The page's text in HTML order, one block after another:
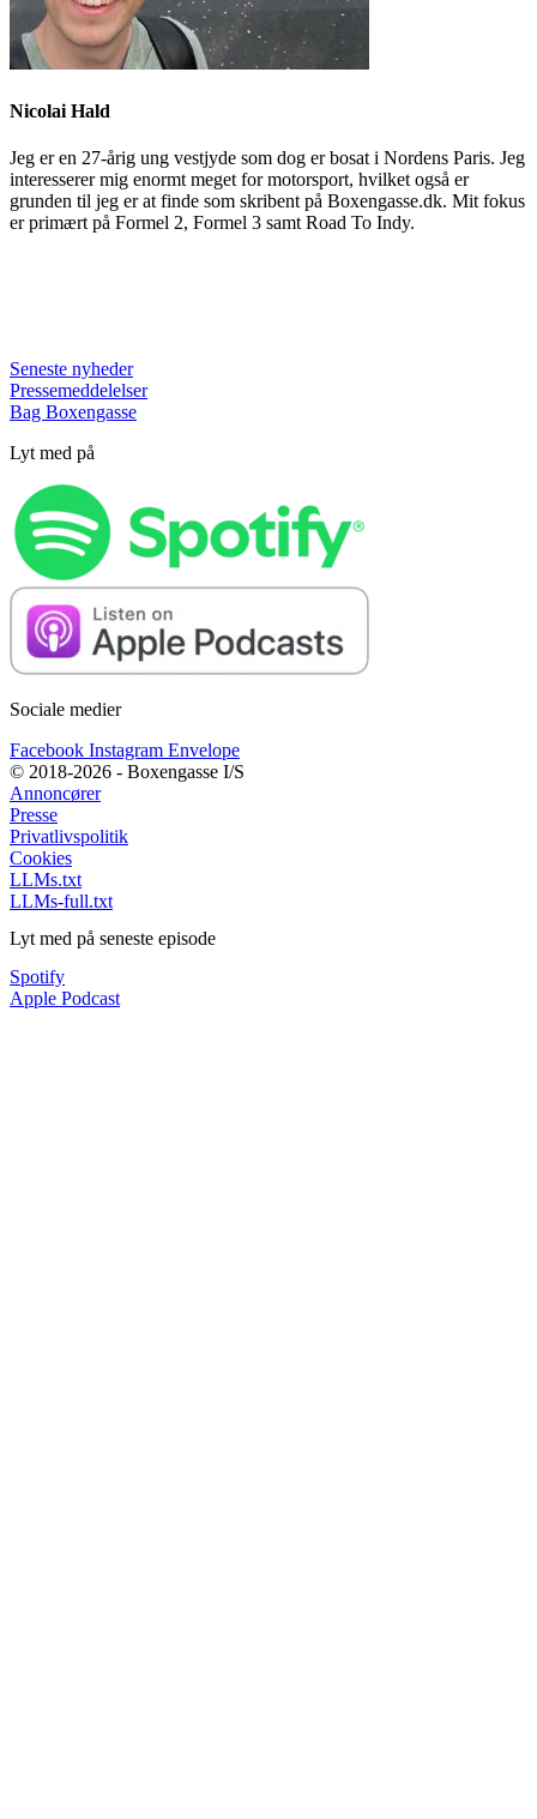
Nicolai Hald
Jeg er en 27-årig ung vestjyde som dog er bosat i Nordens Paris. Jeg
interesserer mig enormt meget for motorsport, hvilket også er
grunden til jeg er at finde som skribent på Boxengasse.dk. Mit fokus
er primært på Formel 2, Formel 3 samt Road To Indy.
Seneste nyheder
Pressemeddelelser
Bag Boxengasse
Lyt med på
Sociale medier
Facebook Instagram Envelope
© 2018-2026 - Boxengasse I/S
Annoncører
Presse
Privatlivspolitik
Cookies
LLMs.txt
LLMs-full.txt
Lyt med på seneste episode
Spotify
Apple Podcast